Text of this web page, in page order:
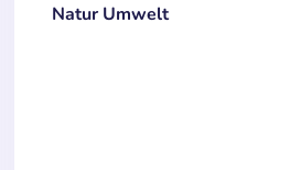
Natur Umwelt